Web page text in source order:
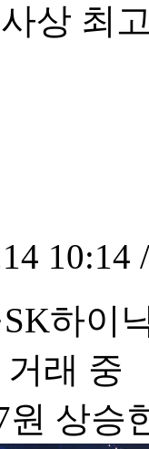
사상 최
10:14
하이
래 중
원 상승